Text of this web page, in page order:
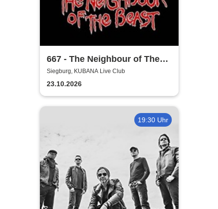
667 - The Neighbour of The
Beast
Siegburg, KUBANA Live Club
23.10.2026
19:30 Uhr